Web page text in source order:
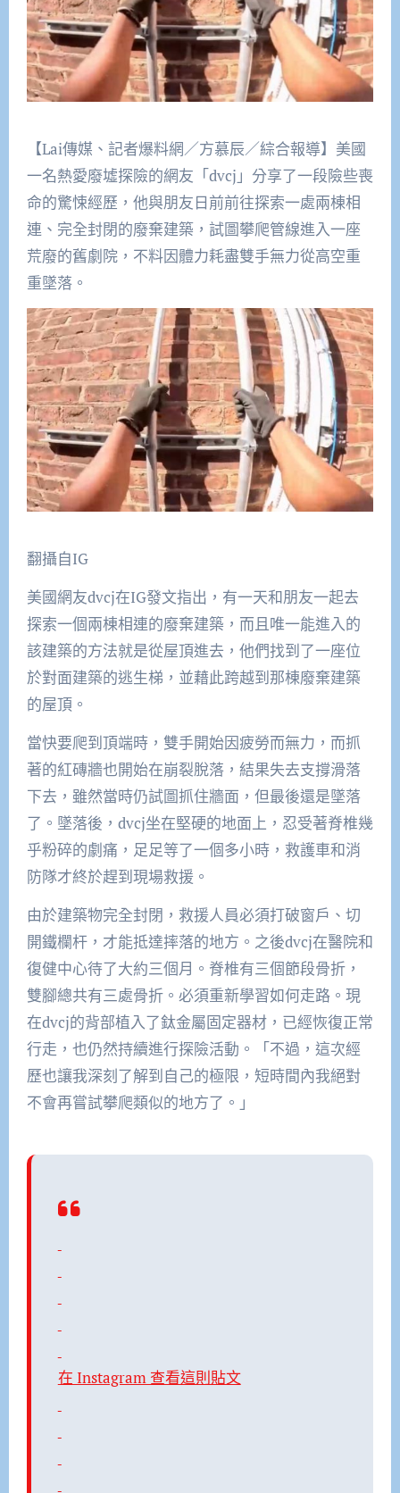
【Lai傳媒、記者爆料網／方慕辰／綜合報導】美國
一名熱愛廢墟探險的網友「dvcj」分享了一段險些喪
命的驚悚經歷，他與朋友日前前往探索一處兩棟相
連、完全封閉的廢棄建築，試圖攀爬管線進入一座
荒廢的舊劇院，不料因體力耗盡雙手無力從高空重
重墜落。
翻攝自IG
美國網友dvcj在IG發文指出，有一天和朋友一起去
探索一個兩棟相連的廢棄建築，而且唯一能進入的
該建築的方法就是從屋頂進去，他們找到了一座位
於對面建築的逃生梯，並藉此跨越到那棟廢棄建築
的屋頂。
當快要爬到頂端時，雙手開始因疲勞而無力，而抓
著的紅磚牆也開始在崩裂脫落，結果失去支撐滑落
下去，雖然當時仍試圖抓住牆面，但最後還是墜落
了。墜落後，dvcj坐在堅硬的地面上，忍受著脊椎幾
乎粉碎的劇痛，足足等了一個多小時，救護車和消
防隊才終於趕到現場救援。
由於建築物完全封閉，救援人員必須打破窗戶、切
開鐵欄杆，才能抵達摔落的地方。之後dvcj在醫院和
復健中心待了大約三個月。脊椎有三個節段骨折，
雙腳總共有三處骨折。必須重新學習如何走路。現
在dvcj的背部植入了鈦金屬固定器材，已經恢復正常
行走，也仍然持續進行探險活動。「不過，這次經
歷也讓我深刻了解到自己的極限，短時間內我絕對
不會再嘗試攀爬類似的地方了。」
在 Instagram 查看這則貼文